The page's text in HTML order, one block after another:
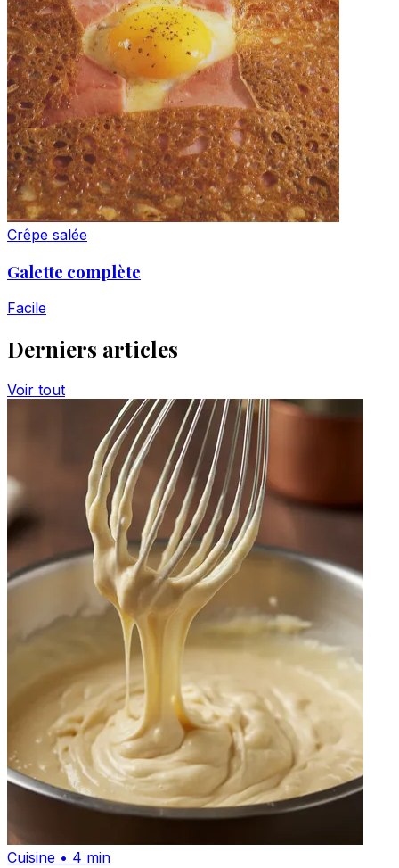
Crêpe salée
Galette complète
Facile
Derniers articles
Voir tout
Cuisine • 4 min